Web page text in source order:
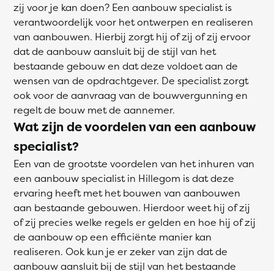
zij voor je kan doen? Een aanbouw specialist is
verantwoordelijk voor het ontwerpen en realiseren
van aanbouwen. Hierbij zorgt hij of zij of zij ervoor
dat de aanbouw aansluit bij de stijl van het
bestaande gebouw en dat deze voldoet aan de
wensen van de opdrachtgever. De specialist zorgt
ook voor de aanvraag van de bouwvergunning en
regelt de bouw met de aannemer.
Wat zijn de voordelen van een aanbouw
specialist?
Een van de grootste voordelen van het inhuren van
een aanbouw specialist in Hillegom is dat deze
ervaring heeft met het bouwen van aanbouwen
aan bestaande gebouwen. Hierdoor weet hij of zij
of zij precies welke regels er gelden en hoe hij of zij
de aanbouw op een efficiënte manier kan
realiseren. Ook kun je er zeker van zijn dat de
aanbouw aansluit bij de stijl van het bestaande